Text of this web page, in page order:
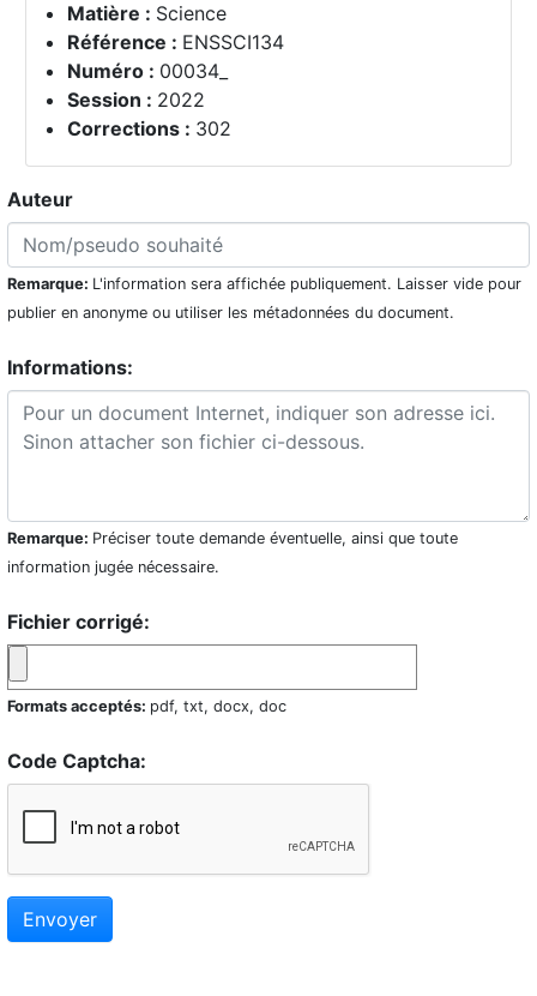
Matière : Science
Référence : ENSSCI134
Numéro : 00034_
Session : 2022
Corrections : 302
Auteur
Remarque: L'information sera affichée publiquement. Laisser vide pour
publier en anonyme ou utiliser les métadonnées du document.
Informations:
Remarque: Préciser toute demande éventuelle, ainsi que toute
information jugée nécessaire.
Fichier corrigé:
Formats acceptés: pdf, txt, docx, doc
Code Captcha:
Envoyer